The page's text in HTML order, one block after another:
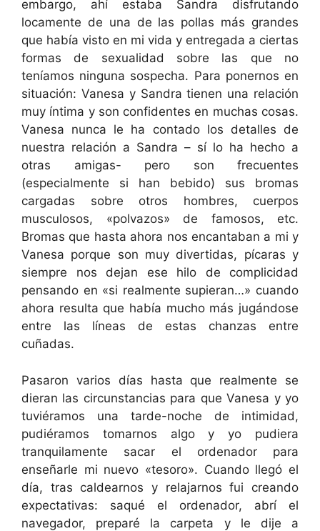
embargo, ahí estaba Sandra disfrutando
locamente de una de las pollas más grandes
que había visto en mi vida y entregada a ciertas
formas de sexualidad sobre las que no
teníamos ninguna sospecha. Para ponernos en
situación: Vanesa y Sandra tienen una relación
muy íntima y son confidentes en muchas cosas.
Vanesa nunca le ha contado los detalles de
nuestra relación a Sandra – sí lo ha hecho a
otras amigas- pero son frecuentes
(especialmente si han bebido) sus bromas
cargadas sobre otros hombres, cuerpos
musculosos, «polvazos» de famosos, etc.
Bromas que hasta ahora nos encantaban a mi y
Vanesa porque son muy divertidas, pícaras y
siempre nos dejan ese hilo de complicidad
pensando en «si realmente supieran…» cuando
ahora resulta que había mucho más jugándose
entre las líneas de estas chanzas entre
cuñadas.
Pasaron varios días hasta que realmente se
dieran las circunstancias para que Vanesa y yo
tuviéramos una tarde-noche de intimidad,
pudiéramos tomarnos algo y yo pudiera
tranquilamente sacar el ordenador para
enseñarle mi nuevo «tesoro». Cuando llegó el
día, tras caldearnos y relajarnos fui creando
expectativas: saqué el ordenador, abrí el
navegador, preparé la carpeta y le dije a